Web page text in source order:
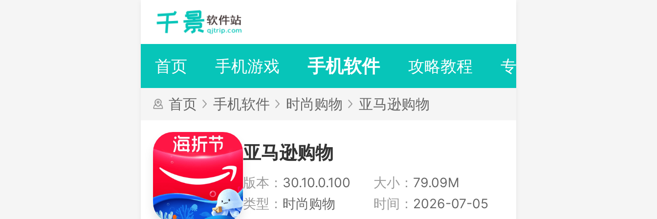
首页 手机游戏 手机软件 攻略教程 专题合集
首页 手机软件 时尚购物 亚马逊购物
亚马逊购物
版本： 30.10.0.100 大小： 79.09M
类型： 时尚购物 时间： 2026-07-05